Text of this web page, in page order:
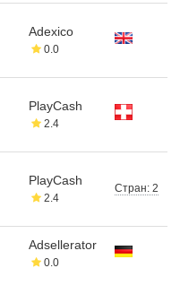
Adexico
0.0
PlayCash
2.4
PlayCash
2.4
Стран: 2
Adsellerator
0.0